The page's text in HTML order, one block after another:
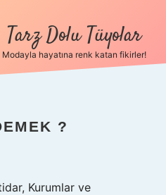
Tarz Dolu Tüyolar
Modayla hayatına renk katan fikirler!
?
Kurumlar ve